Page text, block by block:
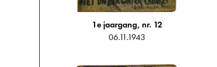
1e jaargang, nr. 12
06.11.1943